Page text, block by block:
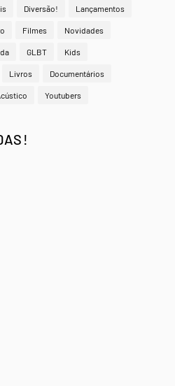
Diversão! Lançamentos
Filmes Novidades
GLBT Kids
Livros Documentários
Youtubers